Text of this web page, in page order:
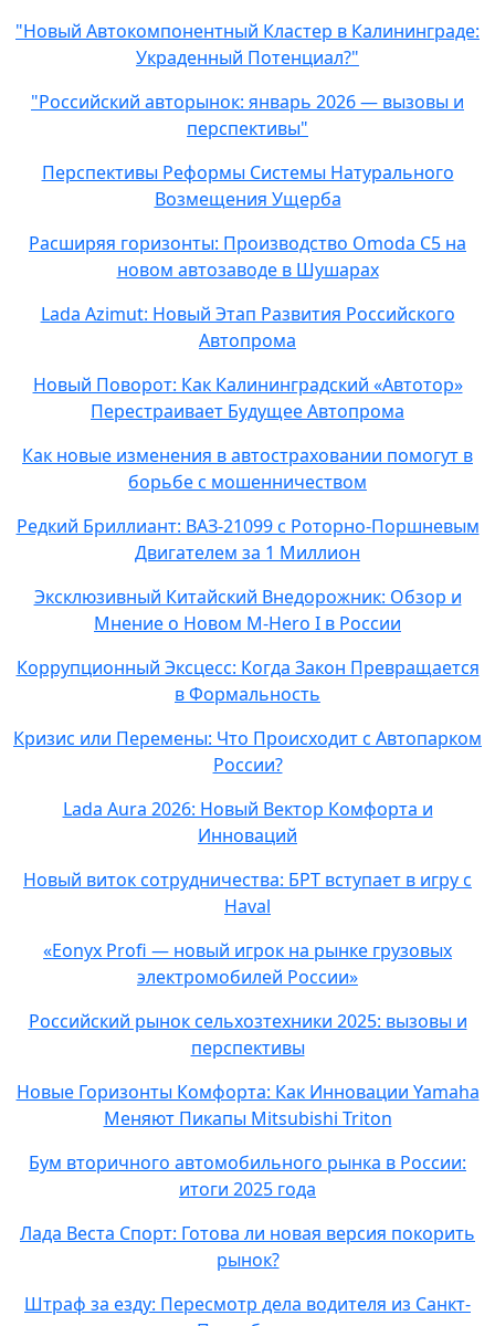
"Новый Автокомпонентный Кластер в Калининграде:
Украденный Потенциал?"
"Российский авторынок: январь 2026 — вызовы и
перспективы"
Перспективы Реформы Системы Натурального
Возмещения Ущерба
Расширяя горизонты: Производство Omoda C5 на
новом автозаводе в Шушарах
Lada Azimut: Новый Этап Развития Российского
Автопрома
Новый Поворот: Как Калининградский «Автотор»
Перестраивает Будущее Автопрома
Как новые изменения в автостраховании помогут в
борьбе с мошенничеством
Редкий Бриллиант: ВАЗ-21099 с Роторно-Поршневым
Двигателем за 1 Миллион
Эксклюзивный Китайский Внедорожник: Обзор и
Мнение о Новом M-Hero I в России
Коррупционный Эксцесс: Когда Закон Превращается
в Формальность
Кризис или Перемены: Что Происходит с Автопарком
России?
Lada Aura 2026: Новый Вектор Комфорта и
Инноваций
Новый виток сотрудничества: БРТ вступает в игру с
Haval
«Eonyx Profi — новый игрок на рынке грузовых
электромобилей России»
Российский рынок сельхозтехники 2025: вызовы и
перспективы
Новые Горизонты Комфорта: Как Инновации Yamaha
Меняют Пикапы Mitsubishi Triton
Бум вторичного автомобильного рынка в России:
итоги 2025 года
Лада Веста Спорт: Готова ли новая версия покорить
рынок?
Штраф за езду: Пересмотр дела водителя из Санкт-